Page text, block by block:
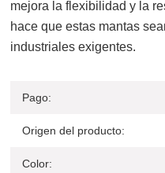
mejora la flexibilidad y la
hace que estas mantas
industriales exigentes.
Pago:
Origen del producto:
Color: